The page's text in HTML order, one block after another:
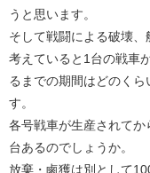
うと思います。
そして戦闘による破壊
考えていると1台の戦車
るまでの期間はどのく
す。
各号戦車が生産されて
台あるのでしょうか。
放棄・鹵獲は別として